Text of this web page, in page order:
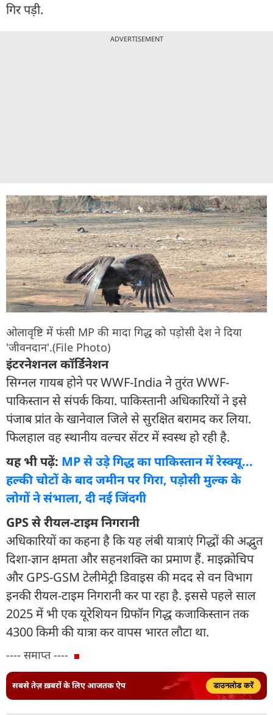
गिर पड़ी.
ADVERTISEMENT
ओलावृष्टि में फंसी MP की मादा गिद्ध को पड़ोसी देश ने दिया
'जीवनदान'.(File Photo)
इंटरनेशनल कॉर्डिनेशन
सिग्नल गायब होने पर WWF-India ने तुरंत WWF-
पाकिस्तान से संपर्क किया. पाकिस्तानी अधिकारियों ने इसे
पंजाब प्रांत के खानेवाल जिले से सुरक्षित बरामद कर लिया.
फिलहाल वह स्थानीय वल्चर सेंटर में स्वस्थ हो रही है.
यह भी पढ़ें: MP से उड़े गिद्ध का पाकिस्तान में रेस्क्यू...
हल्की चोटों के बाद जमीन पर गिरा, पड़ोसी मुल्क के
लोगों ने संभाला, दी नई जिंदगी
GPS से रीयल-टाइम निगरानी
अधिकारियों का कहना है कि यह लंबी यात्राएं गिद्धों की अद्भुत
दिशा-ज्ञान क्षमता और सहनशक्ति का प्रमाण हैं. माइक्रोचिप
और GPS-GSM टेलीमेट्री डिवाइस की मदद से वन विभाग
इनकी रीयल-टाइम निगरानी कर पा रहा है. इससे पहले साल
2025 में भी एक यूरेशियन ग्रिफॉन गिद्ध कजाकिस्तान तक
4300 किमी की यात्रा कर वापस भारत लौटा था.
---- समाप्त ----
सबसे तेज़ ख़बरों के लिए आजतक ऐप डाउनलोड करें